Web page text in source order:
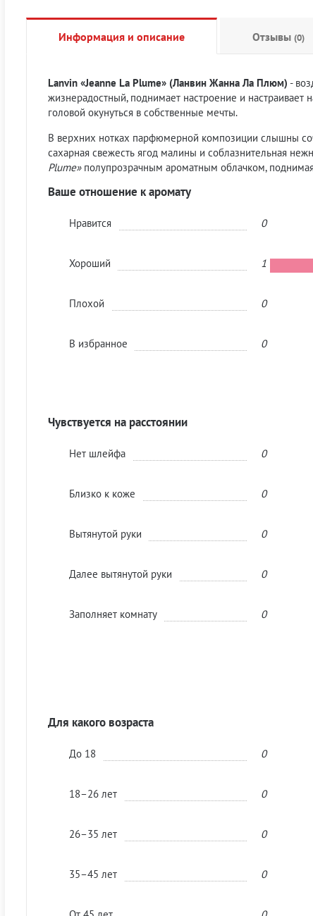
Информация и описание Отзывы (0)
Lanvin «Jeanne La Plume» (Ланвин Жанна Ла Плюм) -
жизнерадостный, поднимает настроение и настраивает
головой окунуться в собственные мечты.
В верхних нотках парфюмерной композиции слышны
сахарная свежесть ягод малины и соблазнительная
Plume»полупрозрачным ароматным облачком,
Ваше отношение к аромату
Нравится 0
Хороший 1
Плохой 0
В избранное 0
Чувствуется на расстоянии
Нет шлейфа 0
Близко к коже 0
Вытянутой руки 0
Далее вытянутой руки 0
Заполняет комнату 0
Для какого возраста
До 18 0
18–26 лет 0
26–35 лет 0
35–45 лет 0